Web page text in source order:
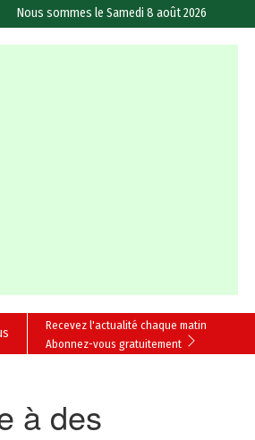
Nous sommes leSamedi 8 août 2026
Recevez l'actualité chaque matin
Abonnez-vous gratuitement
à des